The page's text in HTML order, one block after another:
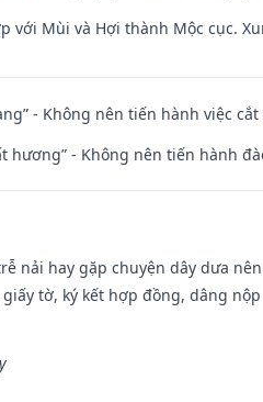
với Mùi và Hợi thành Mộc cục.
- Không nên tiến hành việc
hương” - Không nên tiến hành
nải hay gặp chuyện dây dưa
tờ, ký kết hợp đồng, dâng